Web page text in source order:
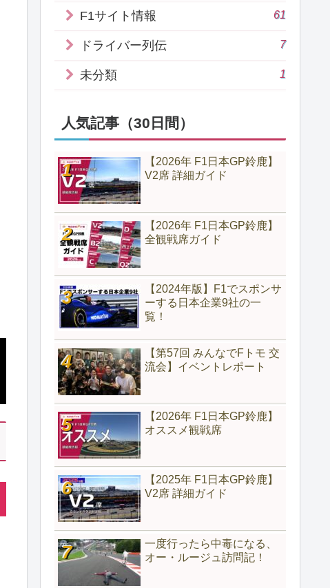
F1サイト情報 61
ドライバー列伝 7
未分類 1
人気記事（30日間）
【2026年 F1日本GP鈴鹿】
V2席 詳細ガイド
【2026年 F1日本GP鈴鹿】
全観戦席ガイド
【2024年版】F1でスポンサ
ーする日本企業9社の一
覧！
【第57回 みんなでFトモ 交
流会】イベントレポート
【2026年 F1日本GP鈴鹿】
オススメ観戦席
【2025年 F1日本GP鈴鹿】
V2席 詳細ガイド
一度行ったら中毒になる、
オー・ルージュ訪問記！